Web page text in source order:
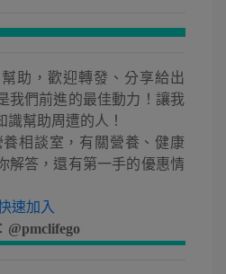
助，歡迎轉發、分享給出
我們前進的最佳動力！讓我
幫助周遭的人！
相談室，有關營養、健康
解答，還有第一手的優惠情
速加入
@pmclifego